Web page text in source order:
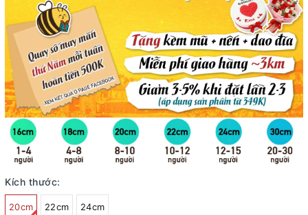
Kích thước:
20cm 22cm 24cm